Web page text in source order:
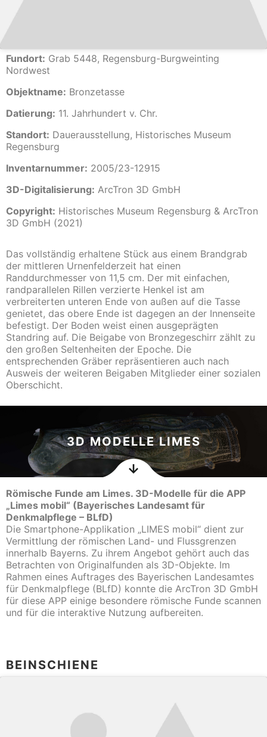
Fundort: Grab 5448, Regensburg-Burgweinting
Nordwest
Objektname: Bronzetasse
Datierung: 11. Jahrhundert v. Chr.
Standort: Dauerausstellung, Historisches Museum
Regensburg
Inventarnummer: 2005/23-12915
3D-Digitalisierung: ArcTron 3D GmbH
Copyright: Historisches Museum Regensburg & ArcTron
3D GmbH (2021)
Das vollständig erhaltene Stück aus einem Brandgrab
der mittleren Urnenfelderzeit hat einen
Randdurchmesser von 11,5 cm. Der mit einfachen,
randparallelen Rillen verzierte Henkel ist am
verbreiterten unteren Ende von außen auf die Tasse
genietet, das obere Ende ist dagegen an der Innenseite
befestigt. Der Boden weist einen ausgeprägten
Standring auf. Die Beigabe von Bronzegeschirr zählt zu
den großen Seltenheiten der Epoche. Die
entsprechenden Gräber repräsentieren auch nach
Ausweis der weiteren Beigaben Mitglieder einer sozialen
Oberschicht.
3D MODELLE LIMES
Römische Funde am Limes. 3D-Modelle für die APP
„Limes mobil“ (Bayerisches Landesamt für
Denkmalpflege – BLfD)
Die Smartphone-Applikation „LIMES mobil“ dient zur
Vermittlung der römischen Land- und Flussgrenzen
innerhalb Bayerns. Zu ihrem Angebot gehört auch das
Betrachten von Originalfunden als 3D-Objekte. Im
Rahmen eines Auftrages des Bayerischen Landesamtes
für Denkmalpflege (BLfD) konnte die ArcTron 3D GmbH
für diese APP einige besondere römische Funde scannen
und für die interaktive Nutzung aufbereiten.
BEINSCHIENE